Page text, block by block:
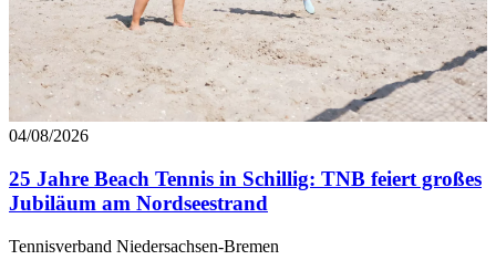
04/08/2026
25 Jahre Beach Tennis in Schillig: TNB feiert großes
Jubiläum am Nordseestrand
Tennisverband Niedersachsen-Bremen